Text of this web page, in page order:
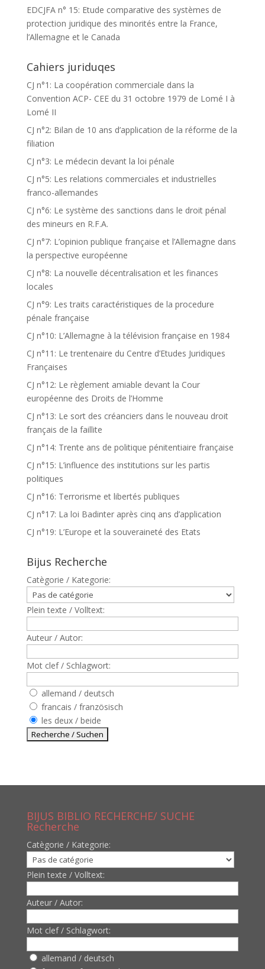
EDCJFA n° 15: Etude comparative des systèmes de
protection juridique des minorités entre la France,
l’Allemagne et le Canada
Cahiers juriduqes
CJ n°1: La coopération commerciale dans la
Convention ACP- CEE du 31 octobre 1979 de Lomé I à
Lomé II
CJ n°2: Bilan de 10 ans d’application de la réforme de la
filiation
CJ n°3: Le médecin devant la loi pénale
CJ n°5: Les relations commerciales et industrielles
franco-allemandes
CJ n°6: Le système des sanctions dans le droit pénal
des mineurs en R.F.A.
CJ n°7: L’opinion publique française et l’Allemagne dans
la perspective européenne
CJ n°8: La nouvelle décentralisation et les finances
locales
CJ n°9: Les traits caractéristiques de la procedure
pénale française
CJ n°10: L’Allemagne à la télévision française en 1984
CJ n°11: Le trentenaire du Centre d’Etudes Juridiques
Françaises
CJ n°12: Le règlement amiable devant la Cour
européenne des Droits de l’Homme
CJ n°13: Le sort des créanciers dans le nouveau droit
français de la faillite
CJ n°14: Trente ans de politique pénitentiaire française
CJ n°15: L’influence des institutions sur les partis
politiques
CJ n°16: Terrorisme et libertés publiques
CJ n°17: La loi Badinter après cinq ans d’application
CJ n°19: L’Europe et la souveraineté des Etats
Bijus Recherche
Catègorie / Kategorie:
Plein texte / Volltext:
Auteur / Autor:
Mot clef / Schlagwort:
allemand / deutsch
francais / französisch
les deux / beide
BIJUS BIBLIO RECHERCHE/ SUCHE
Recherche
Catègorie / Kategorie:
Plein texte / Volltext:
Auteur / Autor:
Mot clef / Schlagwort:
allemand / deutsch